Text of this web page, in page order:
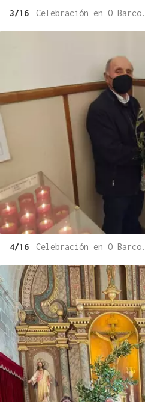
3/16 Celebración en O Barco.
4/16 Celebración en O Barco.